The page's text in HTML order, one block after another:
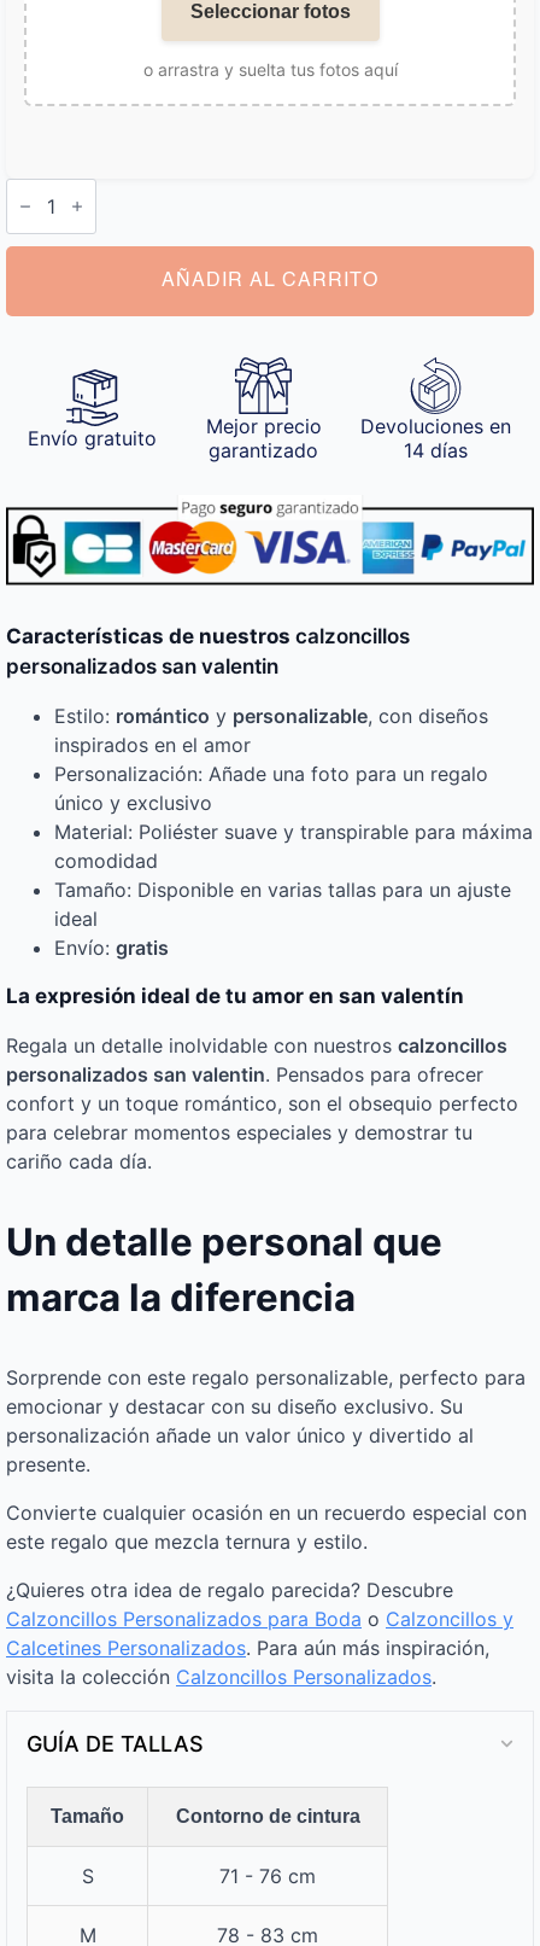
Seleccionar fotos
o arrastra y suelta tus fotos aquí
Calzoncillos
Personalizados
San
Valentin
AÑADIR AL CARRITO
Envío gratuito
Mejor precio
garantizado
Devoluciones en
14 días
Características de nuestros calzoncillos
personalizados san valentin
Estilo: romántico y personalizable, con diseños
inspirados en el amor
Personalización: Añade una foto para un regalo
único y exclusivo
Material: Poliéster suave y transpirable para máxima
comodidad
Tamaño: Disponible en varias tallas para un ajuste
ideal
Envío: gratis
La expresión ideal de tu amor en san valentín
Regala un detalle inolvidable con nuestros calzoncillos
personalizados san valentin. Pensados para ofrecer
confort y un toque romántico, son el obsequio perfecto
para celebrar momentos especiales y demostrar tu
cariño cada día.
Un detalle personal que
marca la diferencia
Sorprende con este regalo personalizable, perfecto para
emocionar y destacar con su diseño exclusivo. Su
personalización añade un valor único y divertido al
presente.
Convierte cualquier ocasión en un recuerdo especial con
este regalo que mezcla ternura y estilo.
¿Quieres otra idea de regalo parecida? Descubre
Calzoncillos Personalizados para Boda o Calzoncillos y
Calcetines Personalizados. Para aún más inspiración,
visita la colección Calzoncillos Personalizados​.
GUÍA DE TALLAS
Tamaño Contorno de cintura
S 71 - 76 cm
M 78 - 83 cm